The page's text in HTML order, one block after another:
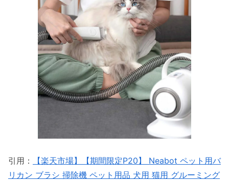
引用：
【楽天市場】【期間限定P20】 Neabot ペット用バ
リカン ブラシ 掃除機 ペット用品 犬用 猫用 グルーミング